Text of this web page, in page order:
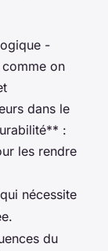
-
on
dans le
:
les rendre
nécessite
du